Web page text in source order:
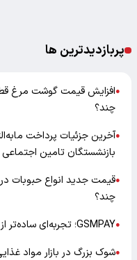
پربازدیدترین ها
●افزایش قیمت گوشت مرغ
چند؟
●آخرین جزئیات پرداخت
بازنشستگان تامین اجتماعی
●قیمت جدید انواع حبوبات
چند؟
●GSMPAY؛ تجربه‌ای ساده‌تر از خدمات مالی در مسیر دیجیتال
●شوک بزرگ در بازار مواد